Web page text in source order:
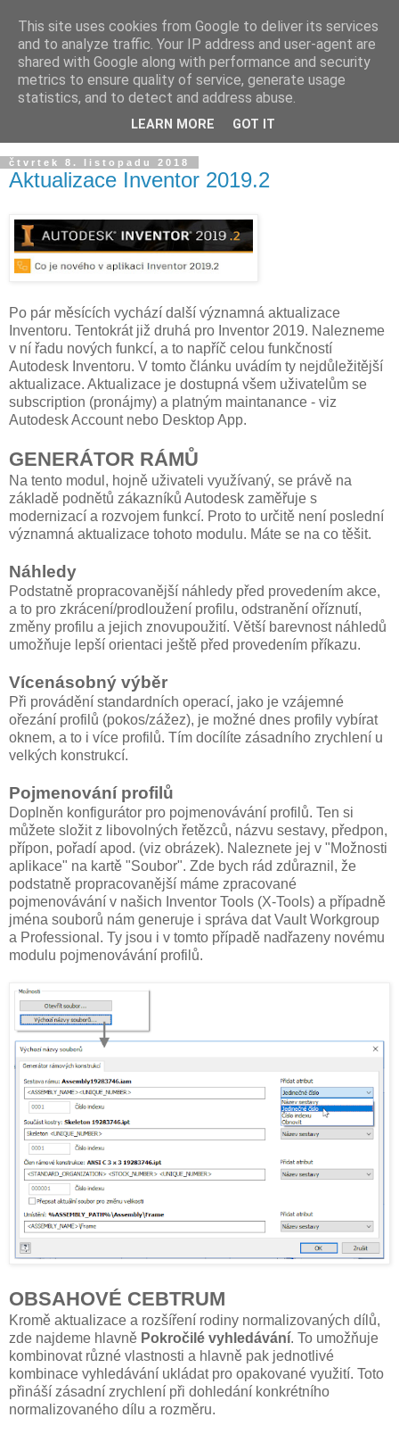
čtvrtek 8. listopadu 2018
Aktualizace Inventor 2019.2
Po pár měsících vychází další významná aktualizace
Inventoru. Tentokrát již druhá pro Inventor 2019. Nalezneme
v ní řadu nových funkcí, a to napříč celou funkčností
Autodesk Inventoru. V tomto článku uvádím ty nejdůležitější
aktualizace. Aktualizace je dostupná všem uživatelům se
subscription (pronájmy) a platným maintanance - viz
Autodesk Account nebo Desktop App.
GENERÁTOR RÁMŮ
Na tento modul, hojně uživateli využívaný, se právě na
základě podnětů zákazníků Autodesk zaměřuje s
modernizací a rozvojem funkcí. Proto to určitě není poslední
významná aktualizace tohoto modulu. Máte se na co těšit.
Náhledy
Podstatně propracovanější náhledy před provedením akce,
a to pro zkrácení/prodloužení profilu, odstranění oříznutí,
změny profilu a jejich znovupoužití. Větší barevnost náhledů
umožňuje lepší orientaci ještě před provedením příkazu.
Vícenásobný výběr
Při provádění standardních operací, jako je vzájemné
ořezání profilů (pokos/zážez), je možné dnes profily vybírat
oknem, a to i více profilů. Tím docílíte zásadního zrychlení u
velkých konstrukcí.
Pojmenování profilů
Doplněn konfigurátor pro pojmenovávání profilů. Ten si
můžete složit z libovolných řetězců, názvu sestavy, předpon,
přípon, pořadí apod. (viz obrázek). Naleznete jej v "Možnosti
aplikace" na kartě "Soubor". Zde bych rád zdůraznil, že
podstatně propracovanější máme zpracované
pojmenovávání v našich Inventor Tools (X-Tools) a případně
jména souborů nám generuje i správa dat Vault Workgroup
a Professional. Ty jsou i v tomto případě nadřazeny novému
modulu pojmenovávání profilů.
OBSAHOVÉ CEBTRUM
Kromě aktualizace a rozšíření rodiny normalizovaných dílů,
zde najdeme hlavně Pokročilé vyhledávání. To umožňuje
kombinovat různé vlastnosti a hlavně pak jednotlivé
kombinace vyhledávání ukládat pro opakované využití. Toto
přináší zásadní zrychlení při dohledání konkrétního
normalizovaného dílu a rozměru.
This site uses cookies from Google to deliver its services
and to analyze traffic. Your IP address and user-agent are
shared with Google along with performance and security
metrics to ensure quality of service, generate usage
statistics, and to detect and address abuse.
LEARN MORE GOT IT